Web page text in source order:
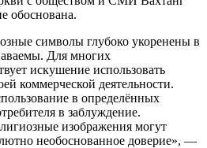
обоснована.
символы глубоко укоренены в
Для многих
искушение использовать
коммерческой деятельности.
в определённых
в заблуждение.
изображения могут
необоснованное доверие», —